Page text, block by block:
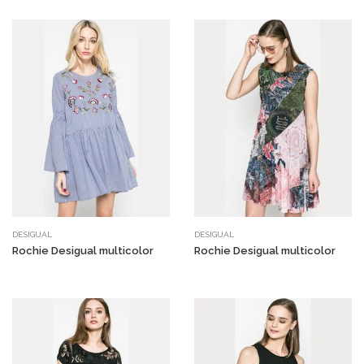
DESIGUAL
Rochie Desigual multicolor
DESIGUAL
Rochie Desigual multicolor